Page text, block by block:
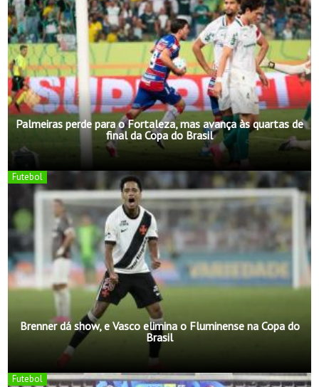
Palmeiras perde para o Fortaleza, mas avança às quartas de
final da Copa do Brasil
Futebol
Brenner dá show, e Vasco elimina o Fluminense na Copa do
Brasil
Futebol